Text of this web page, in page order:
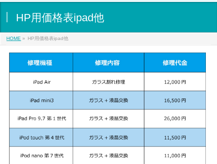
HP用価格表ipad他
HOME » HP用価格表ipad他